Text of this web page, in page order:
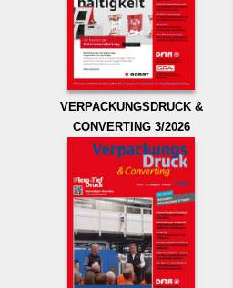
VERPACKUNGSDRUCK &
CONVERTING 3/2026